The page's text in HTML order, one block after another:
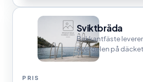
Sviktbräda
Bakkantfäste
överdelen på